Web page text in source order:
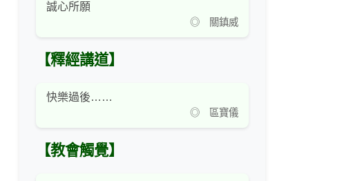
誠心所願
◎ 關鎮威
【釋經講道】
快樂過後……
◎ 區寶儀
【教會觸覺】